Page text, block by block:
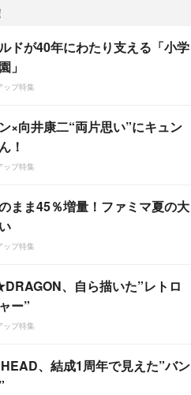
ドが40年にわたり支える「小学
」
ップ特集
×向井康二“両片思い”にキュン
！
ップ特集
まま45％増量！ファミマ夏の大
ップ特集
、自ら描いた”レトロ
ー”
ップ特集
、結成1周年で見えた”バン